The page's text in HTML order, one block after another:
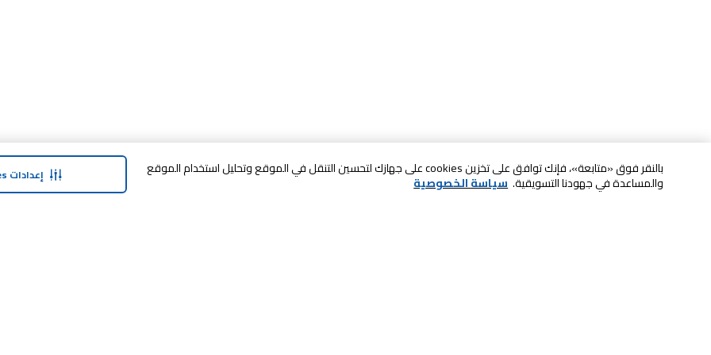
بالنقر فوق «متابعة»، فإنك توافق على تخزين cookies على جهازك لتحسين التنقل في الموقع وتحليل استخدام الموقع
والمساعدة في جهودنا التسويقية. سياسة الخصوصية إعدادات Cookies
خدمة العملاء وفر معنا